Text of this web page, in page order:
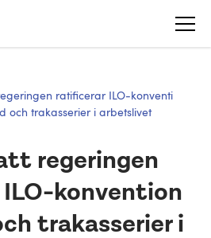
ratificerar ILO-konventi
och trakasserier i arbetslivet
regeringen
konvention
trakasserier i